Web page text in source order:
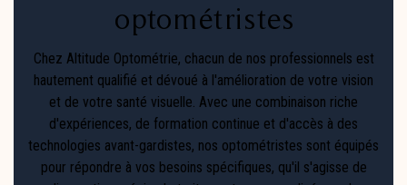
optométristes
Chez Altitude Optométrie, chacun de nos professionnels est
hautement qualifié et dévoué à l'amélioration de votre vision
et de votre santé visuelle. Avec une combinaison riche
d'expériences, de formation continue et d'accès à des
technologies avant-gardistes, nos optométristes sont équipés
pour répondre à vos besoins spécifiques, qu'il s'agisse de